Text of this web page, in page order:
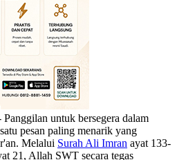
‎Panggilan untuk bersegera dalam
pesan paling menarik yang
Melalui Surah Ali Imran ayat 133-
21, Allah SWT secara tegas